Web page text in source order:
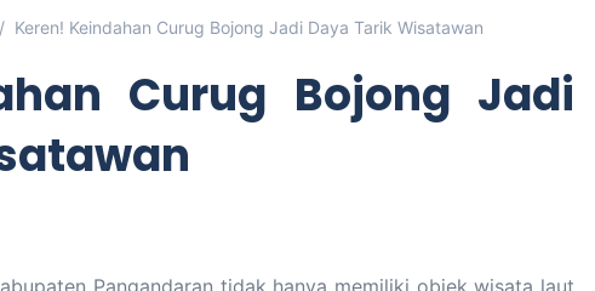
Keren! Keindahan Curug Bojong Jadi Daya Tarik Wisatawan
Curug Bojong Jadi
Pangandaran tidak hanya memiliki objek wisata laut